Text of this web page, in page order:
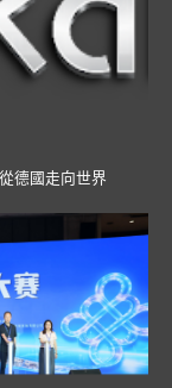
德國走向世界